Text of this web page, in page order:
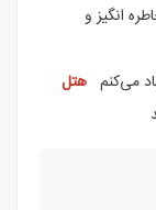
انگیز و
می‌کنم هتل